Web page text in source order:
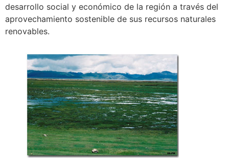
desarrollo social y económico de la región a través del
aprovechamiento sostenible de sus recursos naturales
renovables.